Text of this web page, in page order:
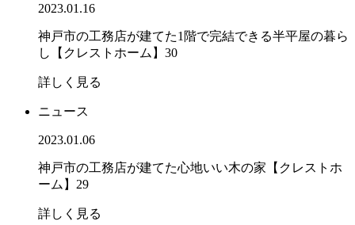
2023.01.16
神戸市の工務店が建てた1階で完結できる半平屋の暮ら
し【クレストホーム】30
詳しく見る
ニュース
2023.01.06
神戸市の工務店が建てた心地いい木の家【クレストホ
ーム】29
詳しく見る